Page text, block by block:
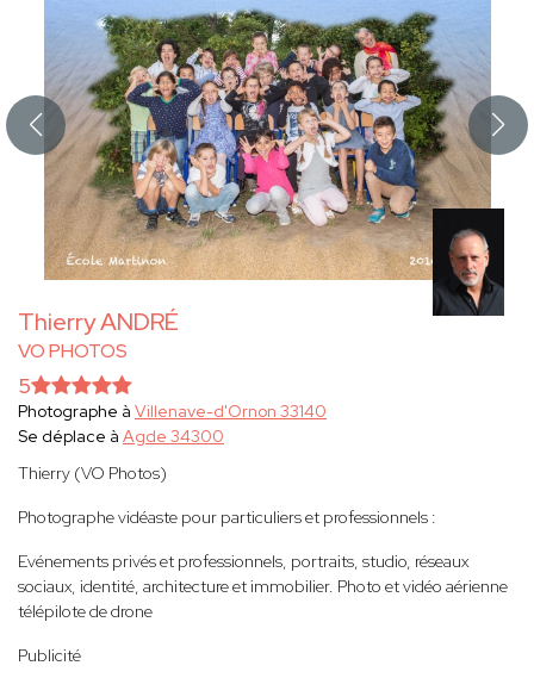
Thierry ANDRÉ
VO PHOTOS
5
Photographe à Villenave-d'Ornon 33140
Se déplace à Agde 34300
Thierry (VO Photos)
Photographe vidéaste pour particuliers et professionnels :
Evénements privés et professionnels, portraits, studio, réseaux
sociaux, identité, architecture et immobilier. Photo et vidéo aérienne
télépilote de drone
Publicité